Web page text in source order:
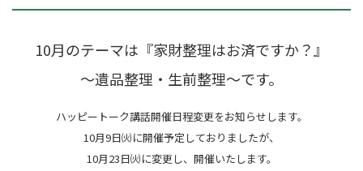
10月のテーマは『家財整理はお済ですか？』
～遺品整理・生前整理～です。
ハッピートーク講話開催日程変更をお知らせします。
10月9日㈫に開催予定しておりましたが、
10月23日㈫に変更し、開催いたします。